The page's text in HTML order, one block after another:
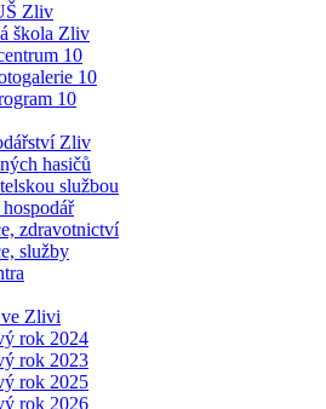
Zliv
škola Zliv
10
10
10
Zliv
hasičů
službou
zdravotnictví
služby
Zlivi
rok 2024
rok 2023
rok 2025
rok 2026